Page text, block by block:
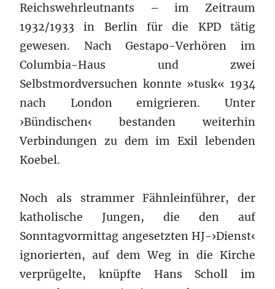
Reichswehrleutnants – im Zeitraum
1932/1933 in Berlin für die KPD tätig
gewesen. Nach Gestapo-Verhören im
Columbia-Haus und zwei
Selbstmordversuchen konnte »tusk« 1934
nach London emigrieren. Unter
›Bündischen‹ bestanden weiterhin
Verbindungen zu dem im Exil lebenden
Koebel.
Noch als strammer Fähnleinführer, der
katholische Jungen, die den auf
Sonntagvormittag angesetzten HJ-›Dienst‹
ignorierten, auf dem Weg in die Kirche
verprügelte, knüpfte Hans Scholl im